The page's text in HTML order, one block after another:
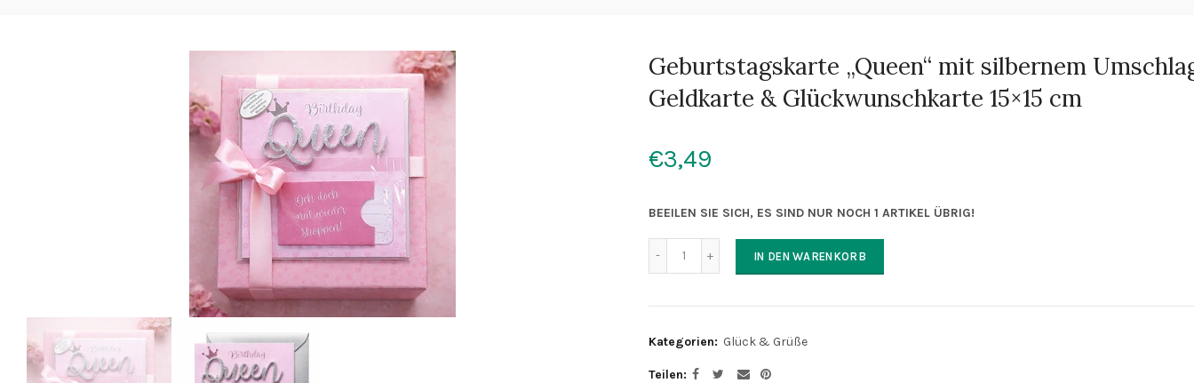
Geburtstagskarte „Queen“ mit silbernem
Geldkarte & Glückwunschkarte 15×15 cm
€3,49
BEEILEN SIE SICH, ES SIND NUR NOCH 1 ARTIKEL ÜBRIG!
IN DEN WARENKORB
Kategorien: Glück & Grüße
Teilen